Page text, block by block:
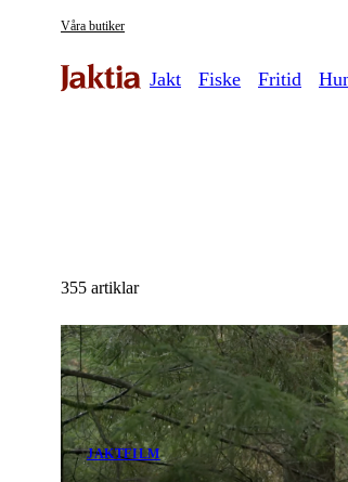
Våra butiker
Jakt Fiske Fritid
355 artiklar
JAKTFILM